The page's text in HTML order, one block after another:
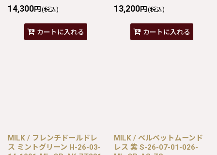
14,300円 (税込)
カートに入れる
13,200円 (税込)
カートに入れる
MILK / フレンチドールドレ
ス ミントグリーン H-26-03-
MILK / ベルベットムーンド
レス 紫 S-26-07-01-026-